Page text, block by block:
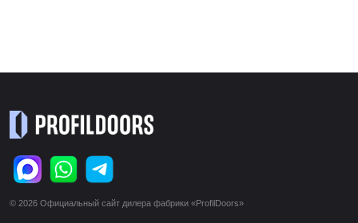
© 2026 Официальный сайт дилера фабрики «ProfilDoors»